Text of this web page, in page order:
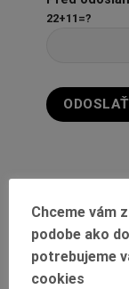
22+11=?
Chceme vám
podobe ako
potrebujeme
cookies